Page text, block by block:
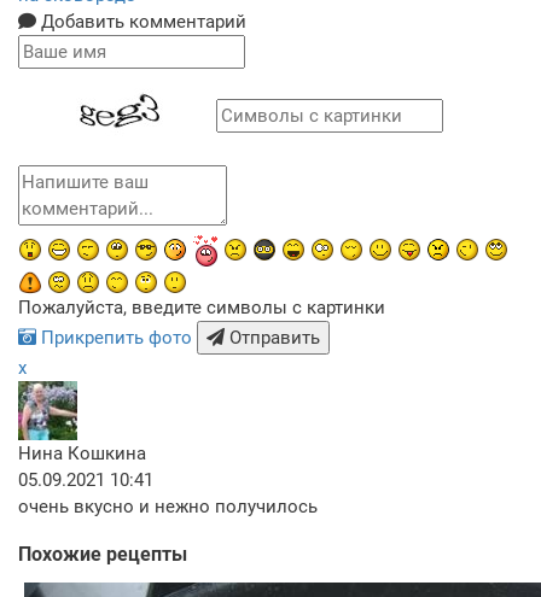
Добавить комментарий
Пожалуйста, введите символы с картинки
Прикрепить фото
Отправить
x
Нина Кошкина
05.09.2021 10:41
очень вкусно и нежно получилось
Похожие рецепты